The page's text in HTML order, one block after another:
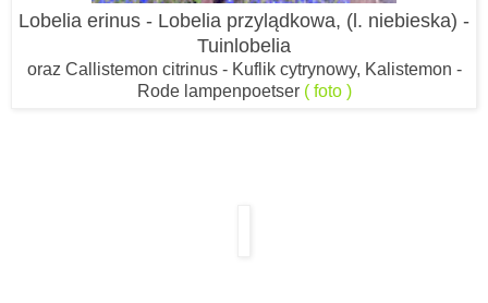
Lobelia erinus - Lobelia przylądkowa, (l. niebieska) -
Tuinlobelia
oraz Callistemon citrinus - Kuflik cytrynowy, Kalistemon -
Rode lampenpoetser ( foto )